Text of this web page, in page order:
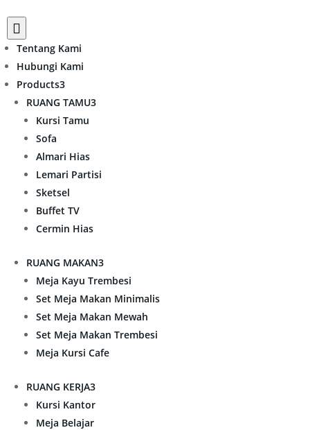

Tentang Kami
Hubungi Kami
Products3
RUANG TAMU3
Kursi Tamu
Sofa
Almari Hias
Lemari Partisi
Sketsel
Buffet TV
Cermin Hias
RUANG MAKAN3
Meja Kayu Trembesi
Set Meja Makan Minimalis
Set Meja Makan Mewah
Set Meja Makan Trembesi
Meja Kursi Cafe
RUANG KERJA3
Kursi Kantor
Meja Belajar